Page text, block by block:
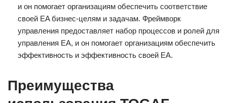
и он помогает организациям обеспечить соответствие
своей EA бизнес-целям и задачам. Фреймворк
управления предоставляет набор процессов и ролей для
управления EA, и он помогает организациям обеспечить
эффективность и эффективность своей EA.
Преимущества